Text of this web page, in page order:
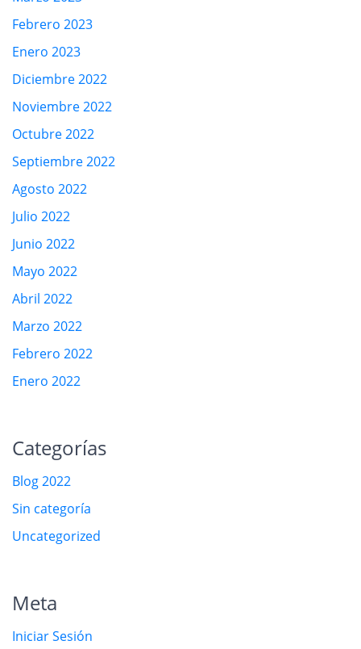
Febrero 2023
Enero 2023
Diciembre 2022
Noviembre 2022
Octubre 2022
Septiembre 2022
Agosto 2022
Julio 2022
Junio 2022
Mayo 2022
Abril 2022
Marzo 2022
Febrero 2022
Enero 2022
Categorías
Blog 2022
Sin categoría
Uncategorized
Meta
Iniciar Sesión